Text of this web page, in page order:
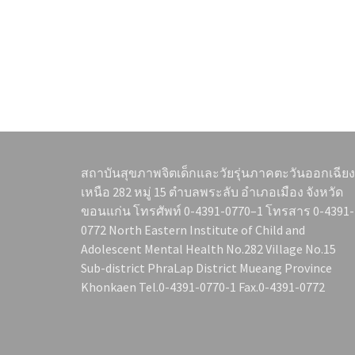
สถาบันสุขภาพจิตเด็กและวัยรุ่นภาคตะวันออกเฉียง
เหนือ 282 หมู่ 15 ตำบลพระลับ อำเภอเมือง จังหวัด
ขอนแก่น โทรศัพท์ 0-4391-0770–1 โทรสาร 0-4391-
0772 North Eastern Institute of Child and
Adolescent Mental Health No.282 Village No.15
Sub-district PhraLap District Mueang Province
Khonkaen Tel.0-4391-0770-1 Fax.0-4391-0772